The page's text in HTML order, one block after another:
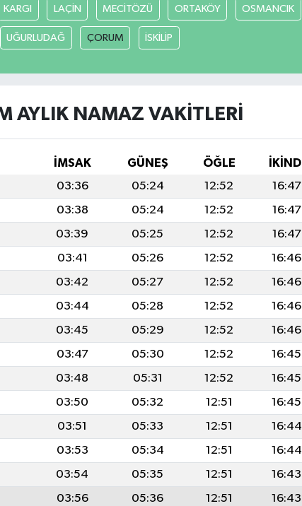
KARGI LAÇİN MECİTÖZÜ ORTAKÖY OSMANCIK
UĞURLUDAĞ ÇORUM İSKİLİP
AYLIK NAMAZ VAKITLERI
İMSAK GÜNEŞ ÖĞLE İKINDI
03:36 05:24 12:52 16:47
03:38 05:24 12:52 16:47
03:39 05:25 12:52 16:47
03:41 05:26 12:52 16:46
03:42 05:27 12:52 16:46
03:44 05:28 12:52 16:46
03:45 05:29 12:52 16:46
03:47 05:30 12:52 16:45
03:48 05:31 12:52 16:45
03:50 05:32 12:51 16:45
03:51 05:33 12:51 16:44
03:53 05:34 12:51 16:44
03:54 05:35 12:51 16:43
03:56 05:36 12:51 16:43